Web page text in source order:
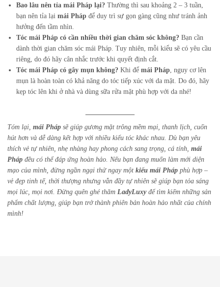
Bao lâu nên tỉa mái Pháp lại? Thường thì sau khoảng 2 – 3 tuần,
bạn nên tỉa lạimái Pháp để duy trì sự gọn gàng cũng như tránh ảnh
hưởng đến tầm nhìn.
Tóc mái Pháp có cần nhiều thời gian chăm sóc không? Bạn cần
dành thời gian chăm sóc mái Pháp. Tuy nhiên, mỗi kiểu sẽ có yêu cầu
riêng, do đó hãy cân nhắc trước khi quyết định cắt.
Tóc mái Pháp có gây mụn không? Khi đểmái Pháp, nguy cơ lên
mụn là hoàn toàn có khả năng do tóc tiếp xúc với da mặt. Do đó, hãy
kẹp tóc lên khi ở nhà và dùng sữa rửa mặt phù hợp với da nhé!
Tóm lại, mái Pháp sẽ giúp gương mặt trông mềm mại, thanh lịch, cuốn
hút hơn và dễ dàng kết hợp với nhiều kiểu tóc khác nhau. Dù bạn yêu
thích vẻ tự nhiên, nhẹ nhàng hay phong cách sang trọng, cá tính, mái
Pháp đều có thể đáp ứng hoàn hảo. Nếu bạn đang muốn làm mới diện
mạo của mình, đừng ngần ngại thử ngay một kiểu mái Pháp phù hợp –
vẻ đẹp tinh tế, thời thượng nhưng vẫn đầy tự nhiên sẽ giúp bạn tỏa sáng
mọi lúc, mọi nơi. Đừng quên ghé thăm LadyLuxyđể tìm kiếm những sản
phẩm chất lượng, giúp bạn trở thành phiên bản hoàn hảo nhất của chính
mình!